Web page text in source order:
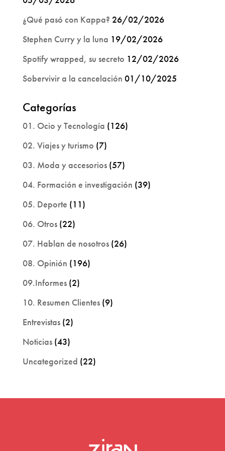
¿Qué pasó con Kappa? 26/02/2026
Stephen Curry y la luna 19/02/2026
Spotify wrapped, su secreto 12/02/2026
Sobervivir a la cancelación 01/10/2025
Categorías
01. Ocio y Tecnología (126)
02. Viajes y turismo (7)
03. Moda y accesorios(57)
04. Formación e investigación (39)
05. Deporte (11)
06. Otros(22)
07. Hablan de nosotros(26)
08. Opinión (196)
09.Informes(2)
10. Resumen Clientes(9)
Entrevistas(2)
Noticias(43)
Uncategorized (22)